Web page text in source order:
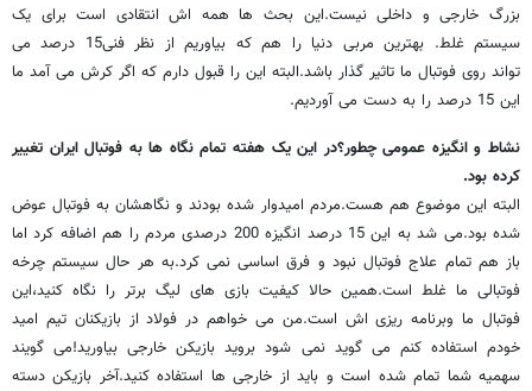
بزرگ خارجی و داخلی نیست.این بحث ها همه اش انتقادی است برای یک
سیستم غلط. بهترین مربی دنیا را هم که بیاوریم از نظر فنی15 درصد می
تواند روی فوتبال ما تاثیر گذار باشد.البته این را قبول دارم که اگر کرش می آمد ما
این 15 درصد را به دست می آوردیم.
نشاط و انگیزه عمومی چطور؟در این یک هفته تمام نگاه ها به فوتبال ایران تغییر
کرده بود.
البته این موضوع هم هست.مردم امیدوار شده بودند و نگاهشان به فوتبال عوض
شده بود.می شد به این 15 درصد انگیزه 200 درصدی مردم را هم اضافه کرد اما
باز هم تمام علاج فوتبال نبود و فرق اساسی نمی کرد.به هر حال سیستم چرخه
فوتبالی ما غلط است.همین حالا کیفیت بازی های لیگ برتر را نگاه کنید،این
فوتبال ما وبرنامه ریزی اش است.من می خواهم در فولاد از بازیکنان تیم امید
خودم استفاده کنم می گوید نمی شود بروید بازیکن خارجی بیاورید!می گویند
سهمیه شما تمام شده است و باید از خارجی ها استفاده کنید.آخر بازیکن دسته